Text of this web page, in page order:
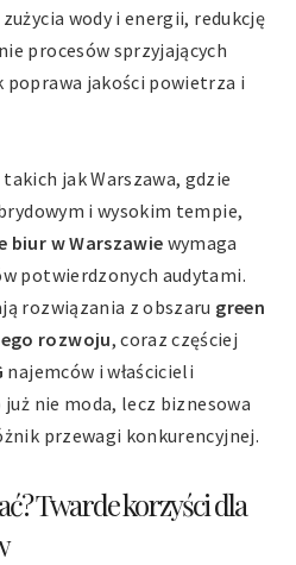
wody i energii, redukcję
procesów sprzyjających
poprawa jakości powietrza i
jak Warszawa, gdzie
i wysokim tempie,
biur w Warszawie wymaga
potwierdzonych audytami.
rozwiązania z obszaru green
rozwoju, coraz częściej
najemców i właścicieli
już nie moda, lecz biznesowa
przewagi konkurencyjnej.
Twarde korzyści dla